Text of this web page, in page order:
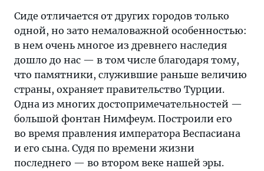
Сиде отличается от других городов только
одной, но зато немаловажной особенностью:
в нем очень многое из древнего наследия
дошло до нас — в том числе благодаря тому,
что памятники, служившие раньше величию
страны, охраняет правительство Турции.
Одна из многих достопримечательностей —
большой фонтан Нимфеум. Построили его
во время правления императора Веспасиана
и его сына. Судя по времени жизни
последнего — во втором веке нашей эры.